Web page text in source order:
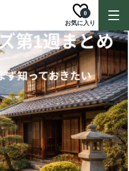
お気に入り
0